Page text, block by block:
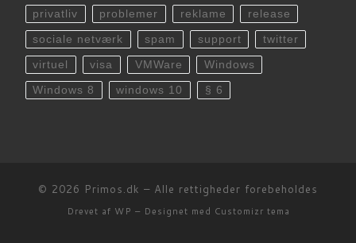
privatliv problemer reklame release
sociale netværk spam support twitter
virtuel visa VMWare Windows
Windows 8 windows 10 § 6
© 2026 Primos.dk – Alle rettigheder forebeholdes
Drevet af WP – Designet med Customizr tema